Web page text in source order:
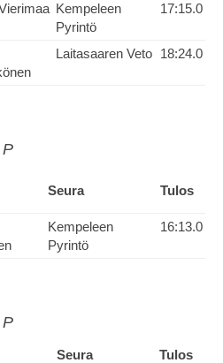
Kempeleen
Pyrintö
17:15.0
Laitasaaren Veto 18:24.0
Seura Tulos
Kempeleen
Pyrintö
16:13.0
Seura
Tulos